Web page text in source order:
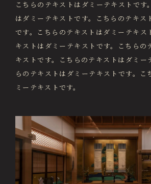
About Us
徳川美術館について
News
最新情報
関連施設 Related Facilities
Tokugawaen Garden
徳川園庭園 (日本庭園)
名古屋市蓬左文庫（公開文庫
こちらのテキストはダミーテキストです
はダミーテキストです。こちらのテキス
です。こちらのテキストはダミーテキス
キストはダミーテキストです。こちらの
キストです。こちらのテキストはダミー
らのテキストはダミーテキストです。こ
ミーテキストです。